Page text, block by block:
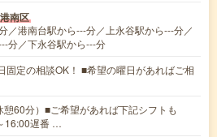
南区
／港南台駅から---分／上永谷駅から---分／
分／下永谷駅から---分
固定の相談OK！ ■希望の曜日があればご相
60分）■ご希望があれば下記シフトも
16:00遅番 …